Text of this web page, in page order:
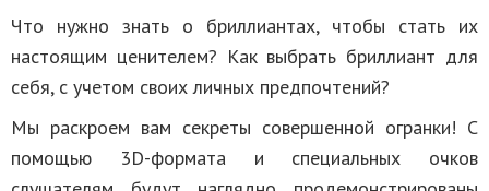
Что нужно знать о бриллиантах, чтобы стать их
настоящим ценителем? Как выбрать бриллиант для
себя, с учетом своих личных предпочтений?
Мы раскроем вам секреты совершенной огранки! С
помощью 3D-формата и специальных очков